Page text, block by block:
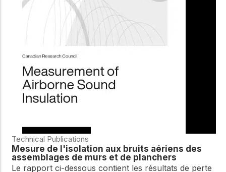
Technical Publications
Mesure de l'isolation aux bruits aériens des
assemblages de murs et de planchers
Le rapport ci-dessous contient les résultats de perte